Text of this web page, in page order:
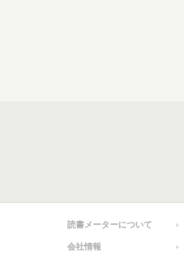
読書メーターについて
会社情報